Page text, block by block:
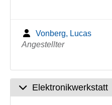
Vonberg, Lucas
Angestellter
Elektronikwerkstatt